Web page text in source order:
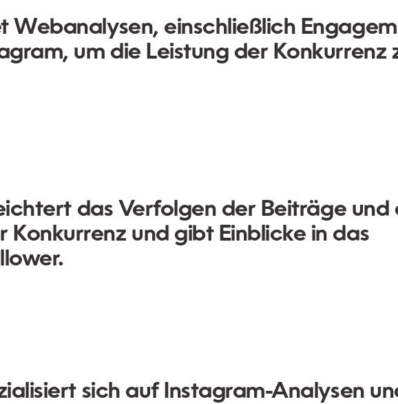
Webanalysen, einschließlich
um die Leistung der Konkurrenz
das Verfolgen der Beiträge und
Konkurrenz und gibt Einblicke in das
sich auf Instagram-Analysen